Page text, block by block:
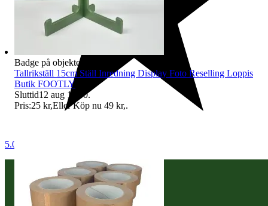
5.0
Badge på objektet:
Tallrikställ 15cm Ställ Inredning Display Foto Reselling Loppis
Butik FOOTLY
Sluttid12 aug 11:30.
Pris:25 kr,Eller Köp nu 49 kr,.